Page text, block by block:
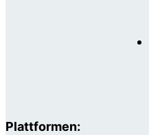
Plattformen: